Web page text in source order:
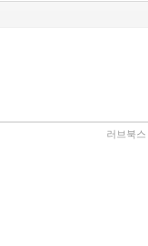
러브북스